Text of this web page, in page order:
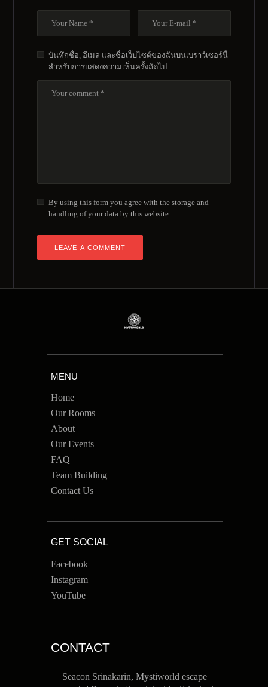
บันทึกชื่อ, อีเมล และชื่อเว็บไซต์ของฉันบนเบราว์เซอร์นี้
สำหรับการแสดงความเห็นครั้งถัดไป
By using this form you agree with the storage and
handling of your data by this website.
MENU
Home
Our Rooms
About
Our Events
FAQ
Team Building
Contact Us
GET SOCIAL
Facebook
Instagram
YouTube
CONTACT
Seacon Srinakarin, Mystiworld escape